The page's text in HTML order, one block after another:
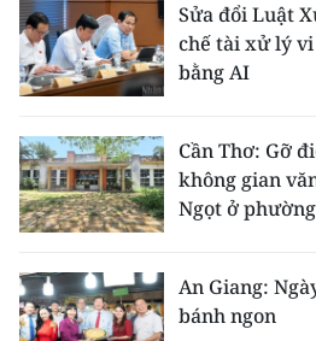
ĐỌC BÁO IN
中文
FRANÇAIS
РУССКИЙ
Sửa đổi Luật
chế tài xử lý
bằng AI
Cần Thơ: Gỡ
không gian
Ngọt ở
An Giang:
bánh ngon